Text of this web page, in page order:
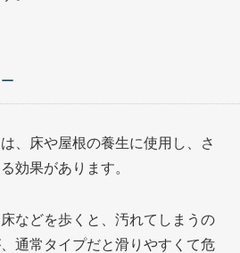
、床や屋根の養生に使用し、さ
効果があります。
などを歩くと、汚れてしまうの
通常タイプだと滑りやすくて危